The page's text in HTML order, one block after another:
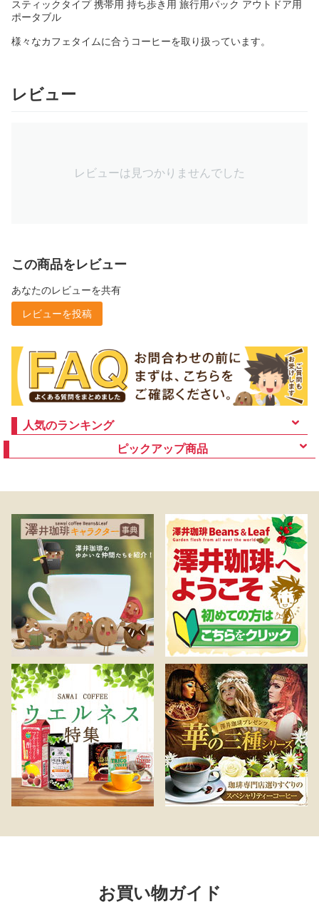
スティックタイプ 携帯用 持ち歩き用 旅行用パック アウトドア用
ポータブル
様々なカフェタイムに合うコーヒーを取り扱っています。
レビュー
レビューは見つかりませんでした
この商品をレビュー
あなたのレビューを共有
レビューを投稿
人気のランキング
ピックアップ商品
お買い物ガイド